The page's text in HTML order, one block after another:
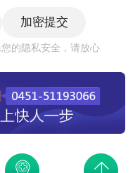
的隐私安全，请放心